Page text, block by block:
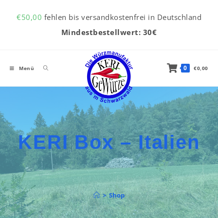
€50,00 fehlen bis versandkostenfrei in Deutschland
Mindestbestellwert: 30€
Menü 0 €0,00
KERI Box – Italien
> Shop